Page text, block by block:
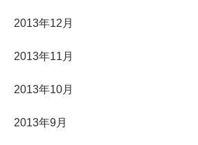
2013年12月
2013年11月
2013年10月
2013年9月